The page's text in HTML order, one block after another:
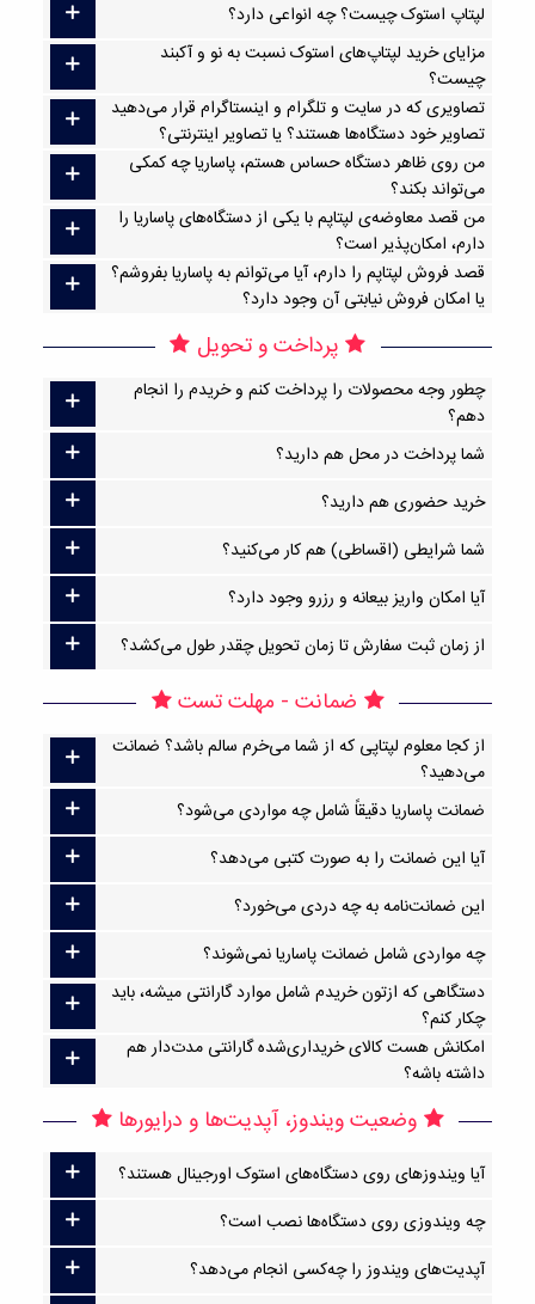
لپتاپ استوک چیست؟ چه انواعی دارد؟
مزایای خرید لپتاپ‌های استوک نسبت به نو و آکبند
چیست؟
تصاویری که در سایت و تلگرام و اینستاگرام قرار می‌دهید
تصاویر خود دستگاه‌ها هستند؟ یا تصاویر اینترنتی؟
من روی ظاهر دستگاه حساس هستم، پاساریا چه کمکی
می‌تواند بکند؟
من قصد معاوضه‌ی لپتاپم با یکی از دستگاه‌های پاساریا را
دارم، امکان‌پذیر است؟
قصد فروش لپتاپم را دارم، آیا می‌توانم به پاساریا بفروشم؟
یا امکان فروش نیابتی آن وجود دارد؟
پرداخت و تحویل
چطور وجه محصولات را پرداخت کنم و خریدم را انجام
دهم؟
شما پرداخت در محل هم دارید؟
خرید حضوری هم دارید؟
شما شرایطی (اقساطی) هم کار می‌کنید؟
آیا امکان واریز بیعانه و رزرو وجود دارد؟
از زمان ثبت سفارش تا زمان تحویل چقدر طول می‌کشد؟
ضمانت - مهلت تست
از کجا معلوم لپتاپی که از شما می‌خرم سالم باشد؟ ضمانت
می‌دهید؟
ضمانت پاساریا دقیقاً شامل چه مواردی می‌شود؟
آیا این ضمانت را به صورت کتبی می‌دهد؟
این ضمانت‌نامه به چه دردی می‌خورد؟
چه مواردی شامل ضمانت پاساریا نمی‌شوند؟
دستگاهی که ازتون خریدم شامل موارد گارانتی میشه، باید
چکار کنم؟
امکانش هست کالای خریداری‌شده گارانتی مدت‌دار هم
داشته باشه؟
وضعیت ویندوز، آپدیت‌ها و درایورها
آیا ویندوزهای روی دستگاه‌های استوک اورجینال هستند؟
چه ویندوزی روی دستگاه‌ها نصب است؟
آپدیت‌های ویندوز را چه‌کسی انجام می‌دهد؟